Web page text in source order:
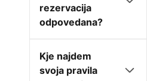
rezervacija
odpovedana?
Kje najdem
svoja pravila